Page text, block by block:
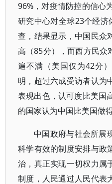
96%，对疫情防控的信心
研究中心对全球23个经济
查，结果显示，中国民众
高（85分），而西方民众
遍不满（美国仅为42分
明，超过六成受访者认为
表现出色，认可度比美国
的国家认为中国比美国做得
中国政府与社会所展
科学有效的制度安排与政
治，真正实现一切权力属
制度，人民通过人民代表